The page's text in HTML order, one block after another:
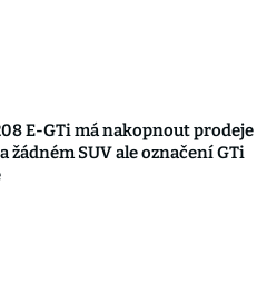
E-GTi má nakopnout prodeje
žádném SUV ale označení GTi